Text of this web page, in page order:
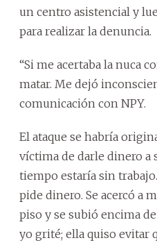
un centro asistencial y
para realizar la denuncia.
“Si me acertaba la nuca
matar. Me dejó
comunicación con NPY.
El ataque se habría
víctima de darle dinero a
tiempo estaría sin
pide dinero. Se acercó a
piso y se subió encima
yo grité; ella quiso evitar